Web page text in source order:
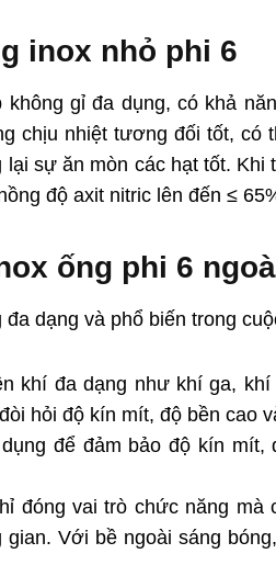
inox nhỏ phi 6
gỉ đa dụng, có khả
chịu nhiệt tương đối tốt, có
lại sự ăn mòn các hạt tốt.
độ axit nitric lên đến ≤
ống phi 6
dạng và phổ biến trong
khí đa dạng như khí ga,
hỏi độ kín mít, độ bền cao
để đảm bảo độ kín mít,
đóng vai trò chức năng
Với bề ngoài sáng